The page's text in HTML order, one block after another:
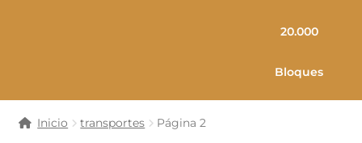
20.000
Bloques
Inicio transportes Página 2